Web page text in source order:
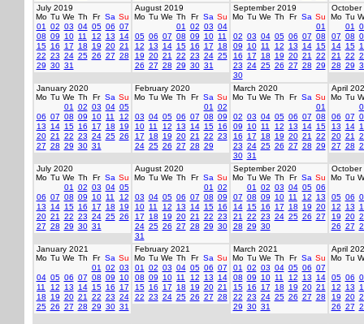
July 2019
Mo Tu We Th Fr Sa Su
01
02 03 04 05 06 07
08 09 10 11 12 13
14
15 16 17 18 19 20 21
22 23 24 25 26 27 28
29 30 31
August 2019
Mo Tu We Th Fr Sa Su
01
02 03 04
05 06 07 08 09 10 11
12
13 14 15 16 17
18
19 20 21 22 23 24 25
26 27 28 29 30 31
September 2019
Mo Tu We Th Fr Sa Su
01
02 03 04 05 06 07 08
09
10 11 12 13 14 15
16
17 18 19 20 21
22
23 24 25 26 27 28 29
30
October
Mo Tu
01
07 08
14 15
21
22
28 29
January 2020
Mo Tu We Th Fr Sa Su
01
02 03 04 05
06 07 08 09 10 11
12
13
14 15 16 17 18
19
20 21 22 23 24 25 26
27 28 29 30 31
February 2020
Mo Tu We Th Fr Sa Su
01
02
03 04 05 06 07 08 09
10 11 12 13 14 15 16
17
18 19 20 21 22 23
24 25 26 27 28 29
March 2020
Mo Tu We Th Fr Sa Su
01
02 03 04 05 06 07 08
09
10 11 12 13 14 15
16
17 18 19 20 21
22
23 24 25 26 27 28 29
30 31
April
Mo Tu
06 07
13
14
20 21
27 28
July 2020
Mo Tu We Th Fr Sa Su
01
02 03 04 05
06 07 08 09 10 11
12
13
14 15 16 17 18
19
20 21 22 23 24 25 26
27 28 29 30 31
August 2020
Mo Tu We Th Fr Sa Su
01
02
03 04 05 06 07 08 09
10 11 12 13 14 15 16
17
18 19 20 21 22 23
24 25 26 27 28 29 30
31
September 2020
Mo Tu We Th Fr Sa Su
01
02 03 04 05 06
07 08 09 10 11 12
13
14 15 16 17 18 19 20
21
22 23 24 25 26 27
28 29 30
October
Mo Tu
05 06
12
13
19 20
26 27
January 2021
Mo Tu We Th Fr Sa Su
01
02 03
04 05 06 07 08 09
10
11
12 13 14 15 16
17
18
19 20 21 22 23 24
25 26 27 28 29 30 31
February 2021
Mo Tu We Th Fr Sa Su
01
02 03 04 05 06 07
08 09 10 11 12 13
14
15 16 17 18 19 20 21
22 23 24 25 26 27 28
March 2021
Mo Tu We Th Fr Sa Su
01
02 03 04 05 06 07
08 09 10 11 12 13
14
15 16 17 18 19 20 21
22 23 24 25 26 27 28
29 30 31
April
Mo Tu
05 06
12
13
19 20
26 27